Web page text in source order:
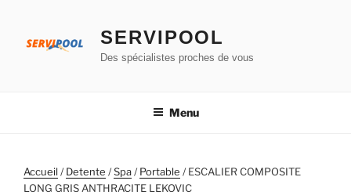
contenu
SERVIPOOL
Des spécialistes proches de vous
Menu
Accueil/Detente /Spa/Portable / ESCALIER COMPOSITE
LONG GRIS ANTHRACITE LEKOVIC